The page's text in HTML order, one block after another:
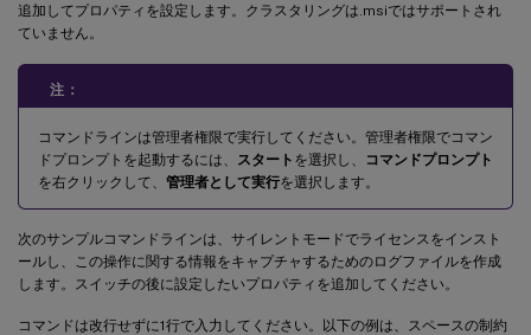
追加してプロパティを設定します。クラスタリングは.msiではサポートされ
ていません。
注：
コマンドラインは管理者権限で実行してください。管理者権限でコマン
ドプロンプトを起動するには、
スタート を選択し、
コマンドプロンプト
を右クリックして、 管理者として実行を選択します。
次のサンプルコマンドラインは、サイレントモードでライセンスをインスト
ールし、この操作に関する情報をキャプチャするためのログファイルを作成
します。スイッチの後に設定したいプロパティを追加してください。
コマンドは改行せずに1行で入力してください。以下の例は、スペースの制約